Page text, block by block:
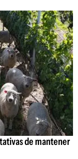
de mantener